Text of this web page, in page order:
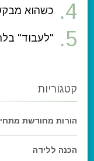
כשהוא
"לעבוד"
קטגוריות
הורות מחודשת
הכנה ללידה